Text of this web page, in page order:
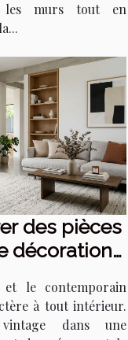
les murs tout en
des pièces
décoration
et le contemporain
à tout intérieur.
dans une